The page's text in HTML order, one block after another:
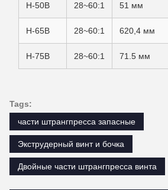
H-50B 28~60:1 51 мм
H-65B 28~60:1 620,4 мм
H-75B 28~60:1 71.5 мм
Tags:
части штрангпресса запасные
Экструдерный винт и бочка
Двойные части штрангпресса винта